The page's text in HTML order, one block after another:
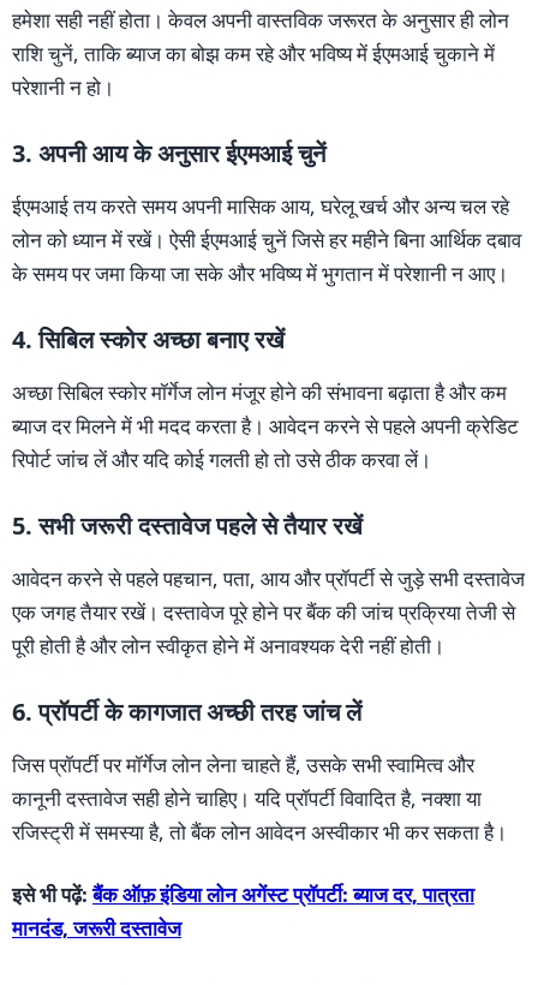
हमेशा सही नहीं होता। केवल अपनी वास्तविक जरूरत के अनुसार ही लोन
राशि चुनें, ताकि ब्याज का बोझ कम रहे और भविष्य में ईएमआई चुकाने में
परेशानी न हो।
3. अपनी आय के अनुसार ईएमआई चुनें
ईएमआई तय करते समय अपनी मासिक आय, घरेलू खर्च और अन्य चल रहे
लोन को ध्यान में रखें। ऐसी ईएमआई चुनें जिसे हर महीने बिना आर्थिक दबाव
के समय पर जमा किया जा सके और भविष्य में भुगतान में परेशानी न आए।
4. सिबिल स्कोर अच्छा बनाए रखें
अच्छा सिबिल स्कोर मॉर्गेज लोन मंजूर होने की संभावना बढ़ाता है और कम
ब्याज दर मिलने में भी मदद करता है। आवेदन करने से पहले अपनी क्रेडिट
रिपोर्ट जांच लें और यदि कोई गलती हो तो उसे ठीक करवा लें।
5. सभी जरूरी दस्तावेज पहले से तैयार रखें
आवेदन करने से पहले पहचान, पता, आय और प्रॉपर्टी से जुड़े सभी दस्तावेज
एक जगह तैयार रखें। दस्तावेज पूरे होने पर बैंक की जांच प्रक्रिया तेजी से
पूरी होती है और लोन स्वीकृत होने में अनावश्यक देरी नहीं होती।
6. प्रॉपर्टी के कागजात अच्छी तरह जांच लें
जिस प्रॉपर्टी पर मॉर्गेज लोन लेना चाहते हैं, उसके सभी स्वामित्व और
कानूनी दस्तावेज सही होने चाहिए। यदि प्रॉपर्टी विवादित है, नक्शा या
रजिस्ट्री में समस्या है, तो बैंक लोन आवेदन अस्वीकार भी कर सकता है।
इसे भी पढ़ें:बैंक ऑफ़ इंडिया लोन अगेंस्ट प्रॉपर्टी: ब्याज दर, पात्रता
मानदंड, जरूरी दस्तावेज